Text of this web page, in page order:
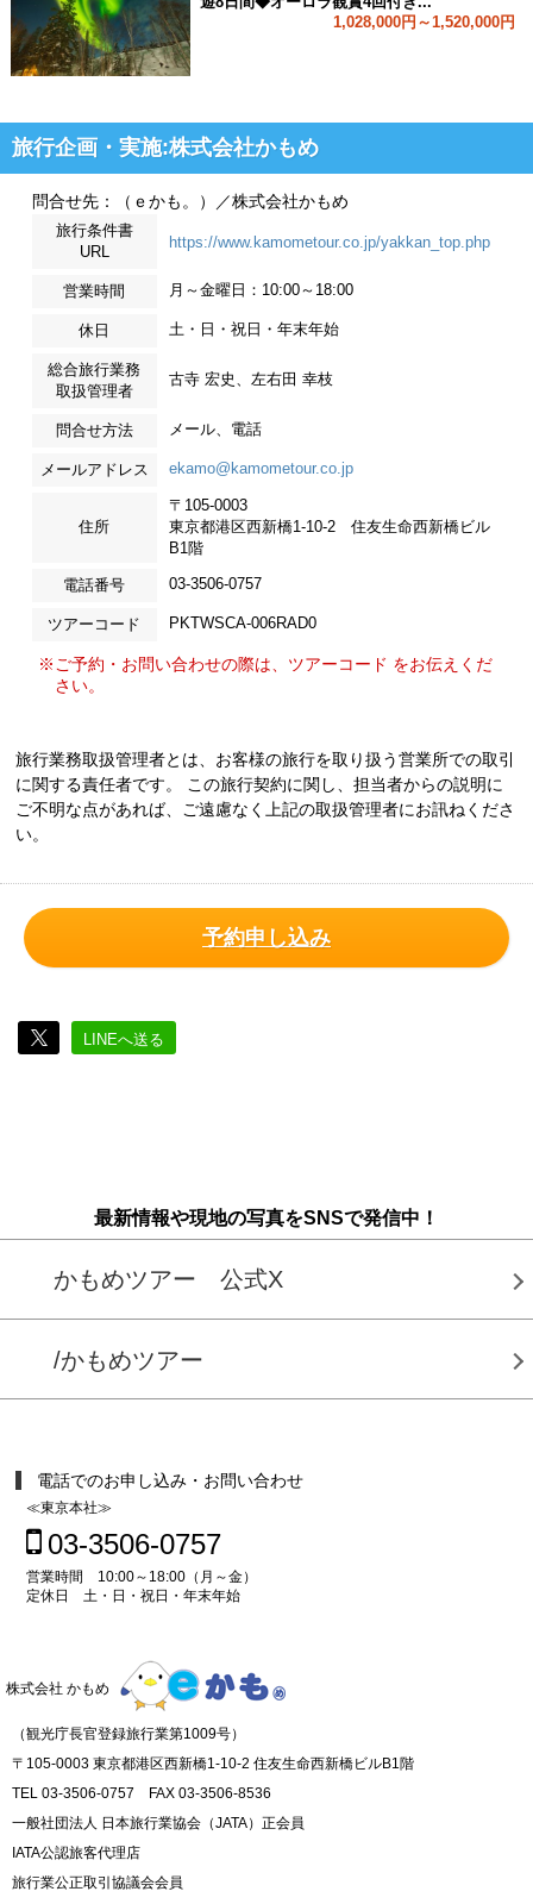
1,028,000円～1,520,000円
旅行企画・実施:株式会社かもめ
問合せ先：（ｅかも。）／株式会社かもめ
旅行条件書
URL
https://www.kamometour.co.jp/yakkan_top.php
営業時間 月～金曜日：10:00～18:00
休日 土・日・祝日・年末年始
総合旅行業務
取扱管理者
古寺 宏史、左右田 幸枝
問合せ方法 メール、電話
メールアドレス ekamo@kamometour.co.jp
住所
〒105-0003
東京都港区西新橋1-10-2 住友生命西新橋ビル
B1階
電話番号 03-3506-0757
ツアーコード PKTWSCA-006RAD0
※ご予約・お問い合わせの際は、ツアーコード をお伝えくだ
さい。
旅行業務取扱管理者とは、お客様の旅行を取り扱う営業所での取引
に関する責任者です。 この旅行契約に関し、担当者からの説明に
ご不明な点があれば、ご遠慮なく上記の取扱管理者にお訊ねくださ
い。
予約申し込み
LINEへ送る
最新情報や現地の写真をSNSで発信中！
かもめツアー 公式X
/かもめツアー
電話でのお申し込み・お問い合わせ
≪東京本社≫
03-3506-0757
営業時間 10:00～18:00（月～金）
定休日 土・日・祝日・年末年始
株式会社 かもめ
（観光庁長官登録旅行業第1009号）
〒105-0003 東京都港区西新橋1-10-2 住友生命西新橋ビルB1階
TEL 03-3506-0757 FAX 03-3506-8536
一般社団法人 日本旅行業協会（JATA）正会員
IATA公認旅客代理店
旅行業公正取引協議会会員